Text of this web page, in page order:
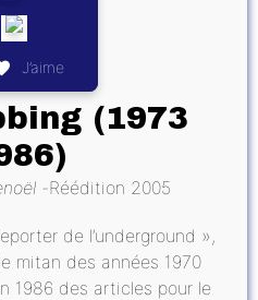
J’aime
(1973
Réédition 2005
de l’underground »,
mitan des années 1970
1986 des articles pour le